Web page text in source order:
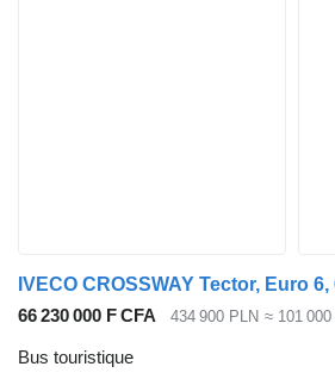
IVECO CROSSWAY Tector, Euro
66 230 000 F CFA
434 900 PLN ≈ 101 000
Bus touristique